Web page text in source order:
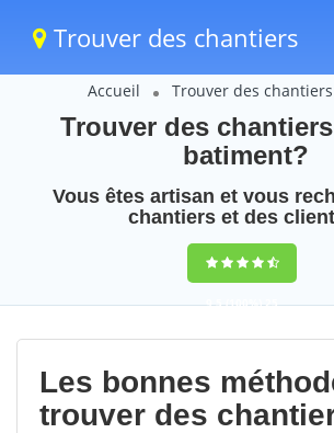
Trouver des chantiers
Accueil Trouver des
Trouver des
batiment?
Vous êtes artisan et vous
chantiers et des
9,5(100%)25
votes
Les bonnes
trouver des